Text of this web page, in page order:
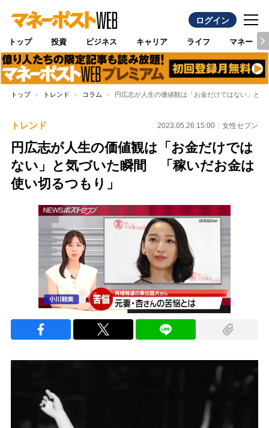
ログイン
トップ 投資 ビジネス キャリア ライフ マネー
トップ トレンド コラム 円広志が人生の価値観は「お金だけではない」と
トレンド 2023.05.26 15:00 女性セブン
円広志が人生の価値観は「お金だけでは
ない」と気づいた瞬間 「稼いだお金は
使い切るつもり」